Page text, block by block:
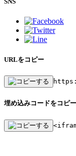
URLをコピー
埋め込みコードをコピー